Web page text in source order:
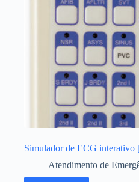
Simulador de ECG
Atendimento de